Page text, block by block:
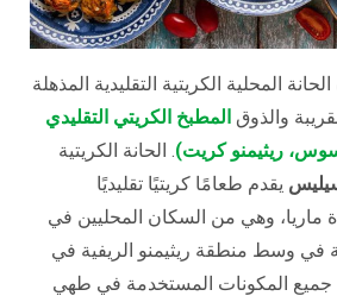
المحلية الكريتية التقليدية المذهلة
والذوق المطبخ الكريتي التقليدي
ريثيمنو كريت). الحانة الكريتية
يقدم طعامًا كريتيًا تقليديًا
ماريا، وهي من السكان المحليين في
في وسط منطقة ريثيمنو الريفية في
جميع المكونات المستخدمة في طهي